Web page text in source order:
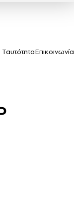
ΤαυτότηταΕπικοινωνία